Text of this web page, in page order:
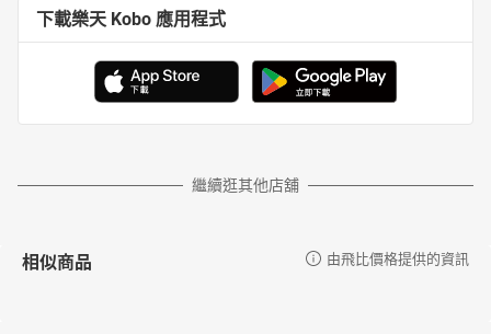
下載樂天 Kobo 應用程式
繼續逛其他店舖
相似商品 由飛比價格提供的資訊